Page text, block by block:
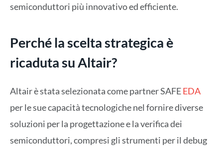
semiconduttori più innovativo ed efficiente.
Perché la scelta strategica è
ricaduta su Altair?
Altair è stata selezionata come partner SAFEEDA
per le sue capacità tecnologiche nel fornire diverse
soluzioni per la progettazione e la verifica dei
semiconduttori, compresi gli strumenti per il debug